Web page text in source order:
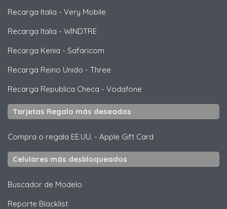
Recarga Italia - Very Mobile
Recarga Italia - WINDTRE
Recarga Kenia - Safaricom
Recarga Reino Unido - Three
Recarga Republica Checa - Vodafone
Tarjetas Regalo más deseadas
Compra o regala EE.UU. - Apple Gift Card
Celulares más desbloqueados
Buscador de Modelo
Reporte Blacklist